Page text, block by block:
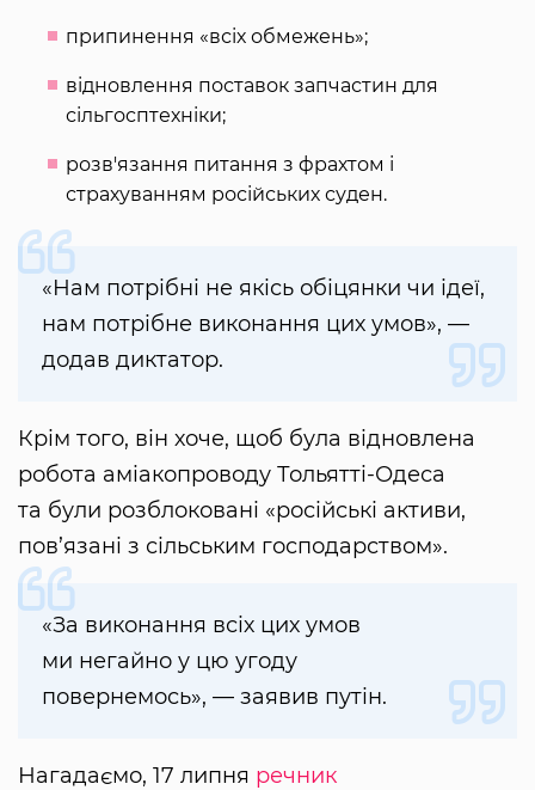
припинення «всіх обмежень»;
відновлення поставок запчастин для
сільгосптехніки;
розв'язання питання з фрахтом і
страхуванням російських суден.
«Нам потрібні не якісь обіцянки чи ідеї,
нам потрібне виконання цих умов», —
додав диктатор.
Крім того, він хоче, щоб була відновлена
робота аміакопроводу Тольятті-Одеса
та були розблоковані «російські активи,
пов’язані з сільським господарством».
«За виконання всіх цих умов
ми негайно у цю угоду
повернемось», — заявив путін.
Нагадаємо, 17 липня речник